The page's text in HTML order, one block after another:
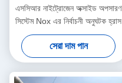
এসসিআর নাইট্রোজেন অক্সাইড অপসারণ
সিস্টেম Nox এর নির্বাচনী অনুঘটক হ্রাস
সেরা দাম পান